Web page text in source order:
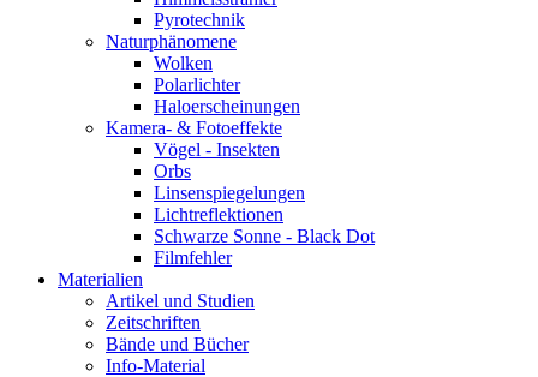
Pyrotechnik
Naturphänomene
Wolken
Polarlichter
Haloerscheinungen
Kamera- & Fotoeffekte
Vögel - Insekten
Orbs
Linsenspiegelungen
Lichtreflektionen
Schwarze Sonne - Black Dot
Filmfehler
Materialien
Artikel und Studien
Zeitschriften
Bände und Bücher
Info-Material